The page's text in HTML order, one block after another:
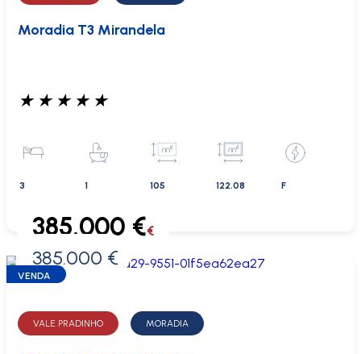
Moradia T3 Mirandela
★ ★ ★ ★ ★
3 1 105 122.08 F
0 €
385.000 €€
385.000 €
VENDA
VALE PRADINHO MORADIA